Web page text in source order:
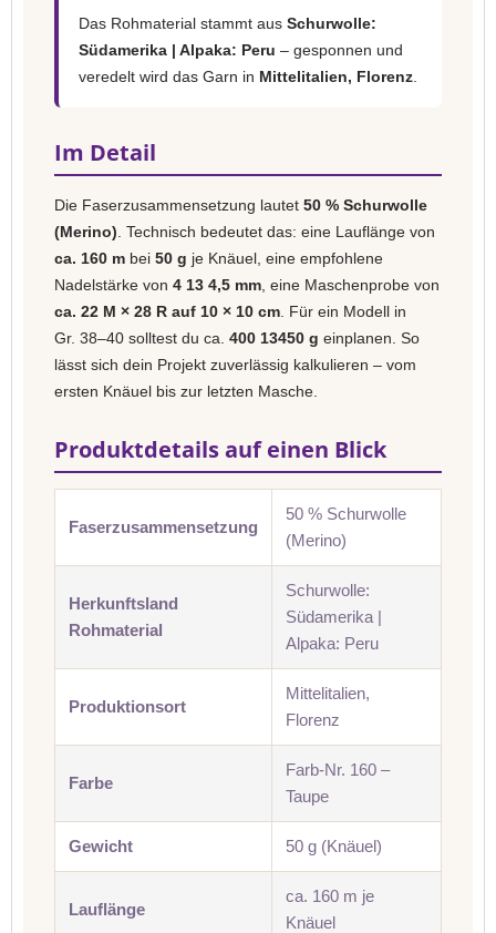
Das Rohmaterial stammt aus Schurwolle:
Südamerika | Alpaka: Peru – gesponnen und
veredelt wird das Garn in Mittelitalien, Florenz
Im Detail
Die Faserzusammensetzung lautet 50 % Schurwolle
(Merino) . Technisch bedeutet das: eine Lauflänge von
ca. 160 m bei 50 g je Knäuel, eine empfohlene
Nadelstärke von 4 13 4,5 mm , eine Maschenprobe von
ca. 22 M × 28 R auf 10 × 10 cm . Für ein Modell in
Gr. 38–40 solltest du ca. 400 13450 g einplanen. So
lässt sich dein Projekt zuverlässig kalkulieren – vom
ersten Knäuel bis zur letzten Masche.
Produktdetails auf einen Blick
Faserzusammensetzung
50 % Schurwolle
(Merino)
Herkunftsland
Rohmaterial
Schurwolle:
Südamerika |
Alpaka: Peru
Produktionsort
Mittelitalien,
Florenz
Farbe
Farb-Nr. 160 –
Taupe
Gewicht 50 g (Knäuel)
Lauflänge
ca. 160 m je
Knäuel